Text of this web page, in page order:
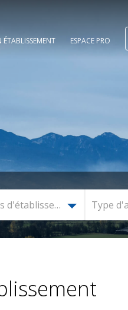
ÉTABLISSEMENT ESPACE PRO
d'établissement Type